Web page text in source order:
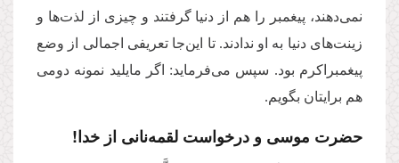
نمی‌دهند، پیغمبر را هم از دنیا گرفتند و چیزی از لذت‌ها و
زینت‌های دنیا به او ندادند. تا این‌جا تعریفی اجمالی از وضع
پیغمبر‌اکرم بود. سپس می‌فرماید: اگر مایلید نمونه دومی
هم برایتان بگویم.
حضرت موسی و درخواست لقمه‌نانی از خدا!